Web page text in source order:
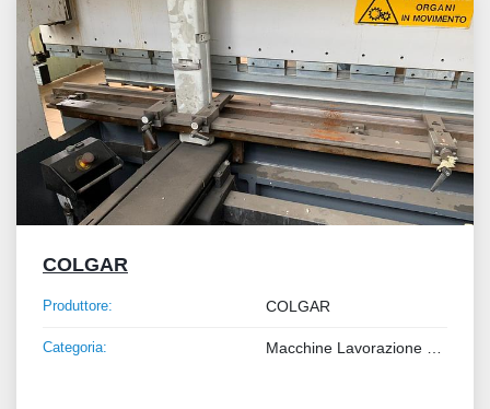
COLGAR
Produttore: COLGAR
Categoria: